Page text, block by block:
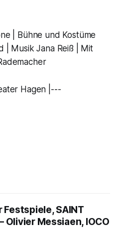
| Bühne und Kostüme
| Musik Jana Reiß | Mit
Hagen |---
SAINT
– Olivier Messiaen, IOCO